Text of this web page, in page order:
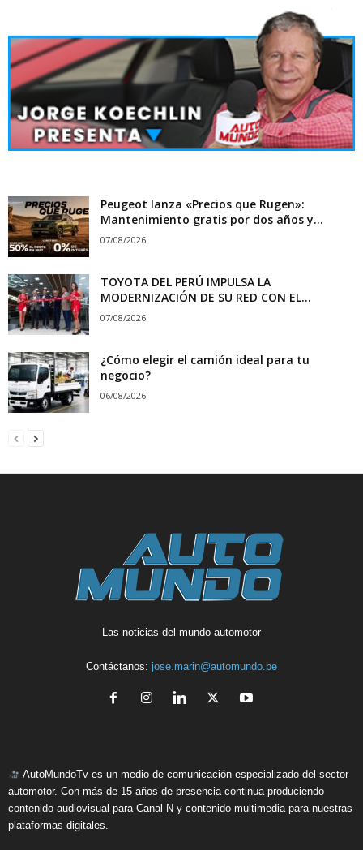
Peugeot lanza «Precios que Rugen»:
Mantenimiento gratis por dos años y...
07/08/2026
TOYOTA DEL PERÚ IMPULSA LA
MODERNIZACIÓN DE SU RED CON EL...
07/08/2026
¿Cómo elegir el camión ideal para tu
negocio?
06/08/2026
Las noticias del mundo automotor
Contáctanos: jose.marin@automundo.pe
AutoMundoTv es un medio de comunicación especializado del sector
automotor. Con más de 15 años de presencia continua produciendo
contenido audiovisual para Canal N y contenido multimedia para nuestras
plataformas digitales.